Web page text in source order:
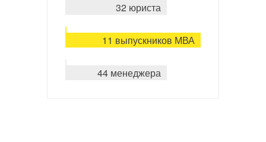
32 юриста
11 выпускников МВА
44 менеджера